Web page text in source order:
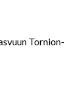
Tornion-